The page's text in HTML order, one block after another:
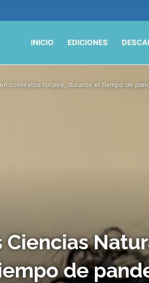
INICIO EDICIONES
contextos rurales, durante el tiempo de
Ciencias
de